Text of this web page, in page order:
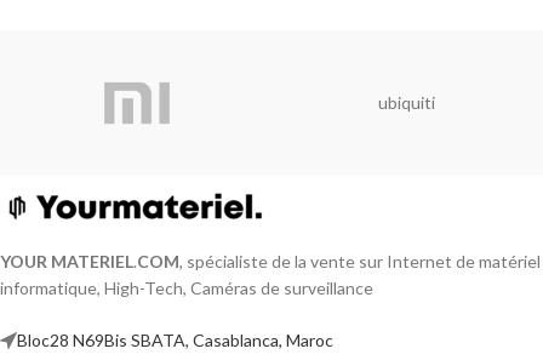
ubiquiti
YOUR MATERIEL.COM, spécialiste de la vente sur Internet de matériel
informatique, High-Tech, Caméras de surveillance
Bloc28 N69Bis SBATA, Casablanca, Maroc